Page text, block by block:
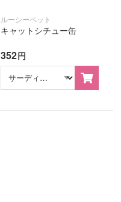
ルーシーペット
キャットシチュー缶
352円